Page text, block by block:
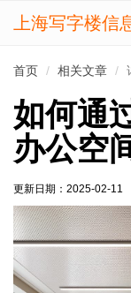
上海写字楼信
首页 相关文章
如何通
办公空
更新日期： 2025-02-11